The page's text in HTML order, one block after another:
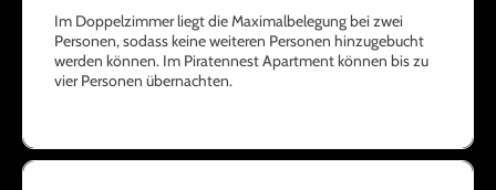
Im Doppelzimmer liegt die Maximalbelegung bei zwei
Personen, sodass keine weiteren Personen hinzugebucht
werden können. Im Piratennest Apartment können bis zu
vier Personen übernachten.